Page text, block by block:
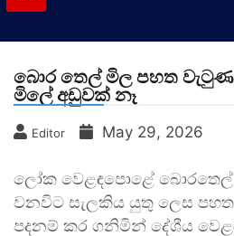
බොර තෙල් මිල පහත
මිලේ අඩුවක් නෑ
Editor May 29, 2026
ලෝක වෙළඳපොළේ බොරතෙල්
වනවිට සැලකිය යුතු ලෙස
පදනම් කර ගනිමින් දේශීය